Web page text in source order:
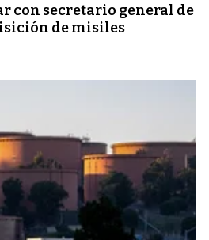
con secretario general de
de misiles